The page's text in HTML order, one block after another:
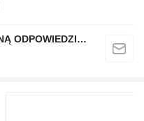
QINDITO SPÓŁKA Z OGRANICZONĄ ODPOWIEDZIALNOŚCIĄ